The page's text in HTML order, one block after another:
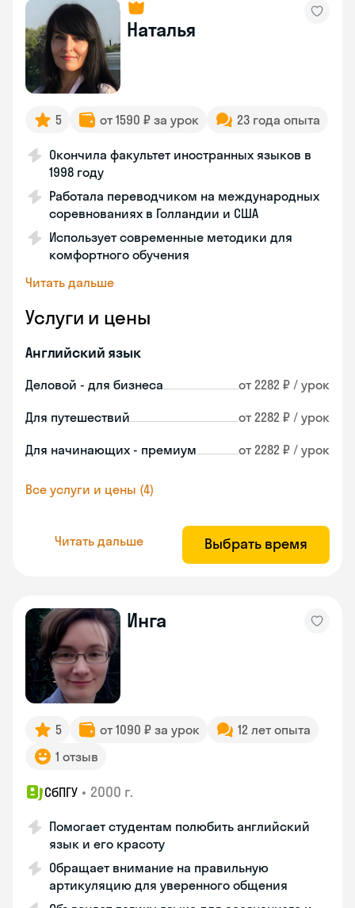
Наталья
5 от 1590 ₽ за урок 23 года опыта
Окончила факультет иностранных языков в
1998 году
Работала переводчиком на международных
соревнованиях в Голландии и США
Использует современные методики для
комфортного обучения
Читать дальше
Услуги и цены
Английский язык
Деловой - для бизнеса от 2282 ₽ / урок
Для путешествий от 2282 ₽ / урок
Для начинающих - премиум от 2282 ₽ / урок
Все услуги и цены (4)
Читать дальше Выбрать время
Инга
5 от 1090 ₽ за урок
12 лет опыта
1 отзыв
СбПГУ • 2000 г.
Помогает студентам полюбить английский
язык и его красоту
Обращает внимание на правильную
артикуляцию для уверенного общения